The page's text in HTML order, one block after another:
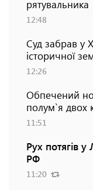
рятувальника
12:48
Суд забрав у
історичної
12:26
Обпечений
полум`я двох
11:51
Рух потягів у
РФ
11:20